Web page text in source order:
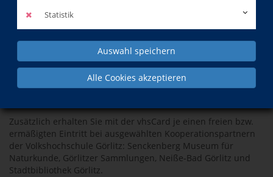
Statistik
Auswahl speichern
Alle Cookies akzeptieren
Werfen Sie einen Blick in unsere digitale Zukunft, probieren
Sie neue Hobbys aus und helfen Sie Ihrer Gesundheit auf die
Sprünge. All das und noch viel mehr geht mit der vhsCard.
Für 15 Euro bekommen Sie einen Einblick in die
unterschiedlichen Facetten der Volkshochschule Görlitz. Mit
der vhsCard können Sie so viele Veranstaltungen aus dem
vhsCard-Programm des jeweiligen Semesters besuchen, wie
Zusätzlich erhalten Sie mit der vhsCard je einen freien bzw.
ermäßigten Eintritt bei ausgewählten Kooperationspartnern
der Volkshochschule Görlitz: Senckenberg Museum für
Naturkunde, Görlitzer Sammlungen, Neiße-Bad Görlitz und
Stadtbibliothek Görlitz.